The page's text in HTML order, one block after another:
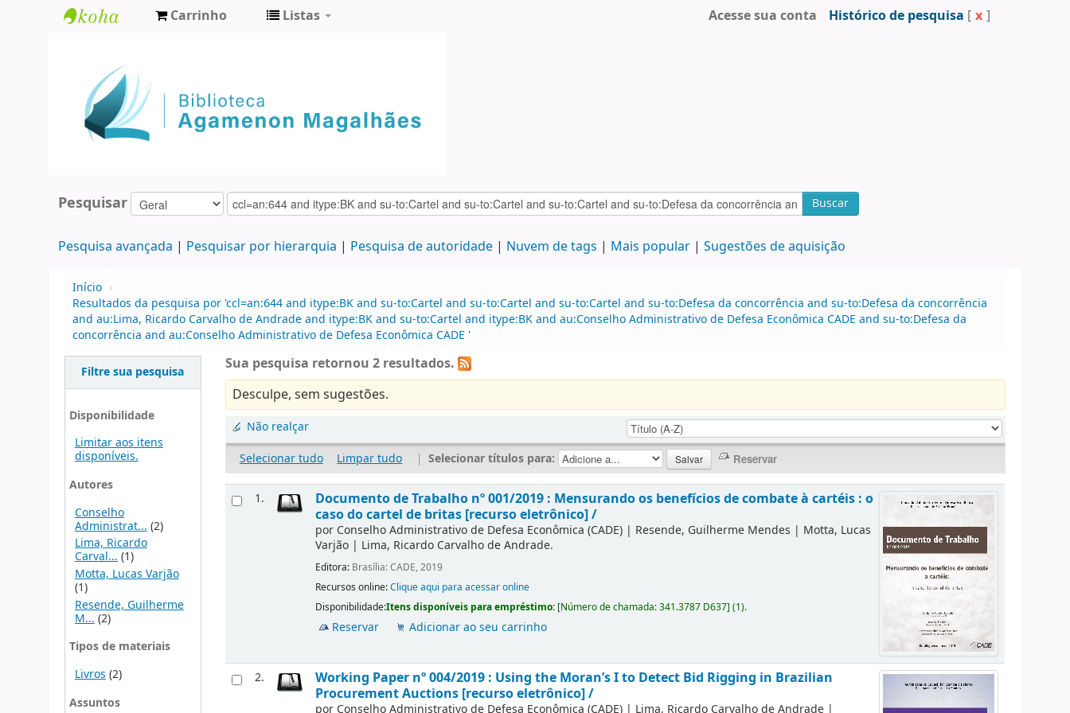
Agamenon
Magalhães
Carrinho Listas Acesse sua conta Histórico de pesquisa [ x ]
Pesquisar Buscar
Pesquisa avançada Pesquisar por hierarquia Pesquisa de autoridade Nuvem de tags Mais popular Sugestões de aquisição
Início ›
Resultados da pesquisa por 'ccl=an:644 and itype:BK and su-to:Cartel and su-to:Cartel and su-to:Cartel and su-to:Defesa da concorrência and su-to:Defesa da concorrência
and au:Lima, Ricardo Carvalho de Andrade and itype:BK and su-to:Cartel and itype:BK and au:Conselho Administrativo de Defesa Econômica CADE and su-to:Defesa da
concorrência and au:Conselho Administrativo de Defesa Econômica CADE '
Filtre sua pesquisa
Disponibilidade
Limitar aos itens
disponíveis.
Autores
Conselho
Administrat... (2)
Lima, Ricardo
Carval...(1)
Motta, Lucas Varjão
(1)
Resende, Guilherme
M... (2)
Tipos de materiais
Livros (2)
Assuntos
Sua pesquisa retornou 2 resultados.
Desculpe, sem sugestões.
Não realçar
Selecionar tudo
Limpar tudo | Selecionar títulos para:
1.
Documento de Trabalho nº 001/2019 : Mensurando os benefícios de combate à cartéis : o
caso do cartel de britas [recurso eletrônico] /
por Conselho Administrativo de Defesa Econômica (CADE) | Resende, Guilherme Mendes | Motta, Lucas
Varjão | Lima, Ricardo Carvalho de Andrade.
Editora: Brasília: CADE, 2019
Recursos online:Clique aqui para acessar online
Disponibilidade:Itens disponíveis para empréstimo: [Número de chamada:341.3787 D637](1).
Reservar Adicionar ao seu carrinho
2.
Working Paper nº 004/2019 : Using the Moran’s I to Detect Bid Rigging in Brazilian
Procurement Auctions [recurso eletrônico] /